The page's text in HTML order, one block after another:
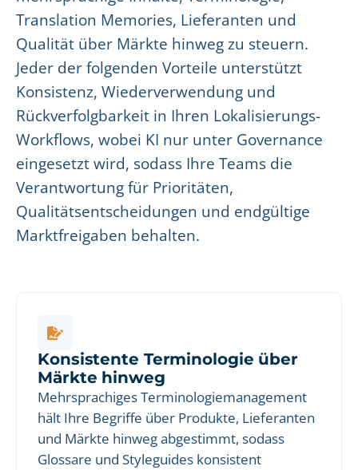
Translation Memories, Lieferanten und
Qualität über Märkte hinweg zu steuern.
Jeder der folgenden Vorteile unterstützt
Konsistenz, Wiederverwendung und
Rückverfolgbarkeit in Ihren Lokalisierungs-
Workflows, wobei KI nur unter Governance
eingesetzt wird, sodass Ihre Teams die
Verantwortung für Prioritäten,
Qualitätsentscheidungen und endgültige
Marktfreigaben behalten.
Konsistente Terminologie über
Märkte hinweg
Mehrsprachiges Terminologiemanagement
hält Ihre Begriffe über Produkte, Lieferanten
und Märkte hinweg abgestimmt, sodass
Glossare und Styleguides konsistent